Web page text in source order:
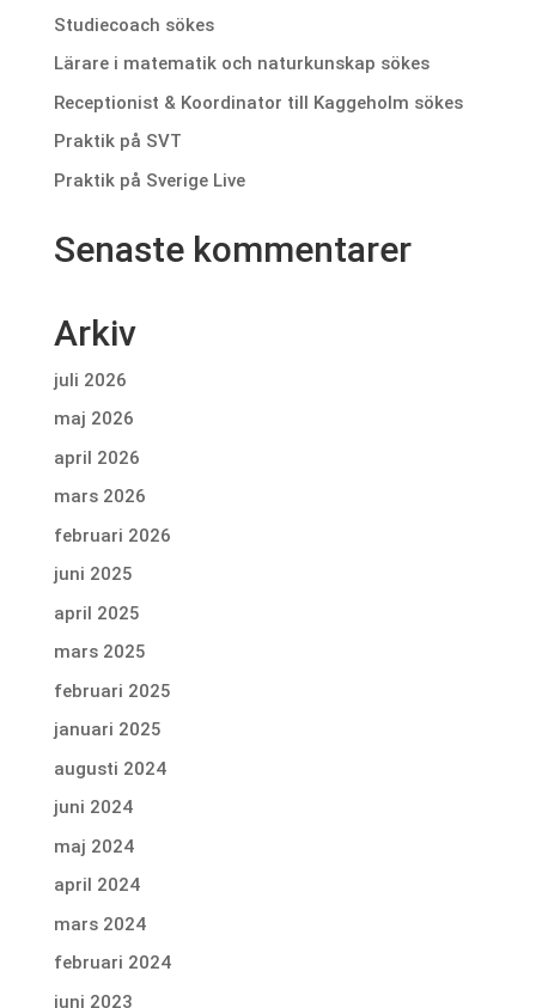
Studiecoach sökes
Lärare i matematik och naturkunskap sökes
Receptionist & Koordinator till Kaggeholm sökes
Praktik på SVT
Praktik på Sverige Live
Senaste kommentarer
Arkiv
juli 2026
maj 2026
april 2026
mars 2026
februari 2026
juni 2025
april 2025
mars 2025
februari 2025
januari 2025
augusti 2024
juni 2024
maj 2024
april 2024
mars 2024
februari 2024
juni 2023